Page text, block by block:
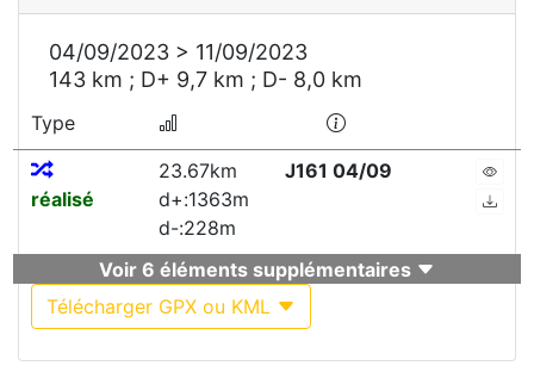
04/09/2023 > 11/09/2023
143 km ; D+ 9,7 km ; D- 8,0 km
Type
réalisé
23.67km
d+:1363m
d-:228m
J161 04/09
Voir 6 éléments supplémentaires
Télécharger GPX ou KML